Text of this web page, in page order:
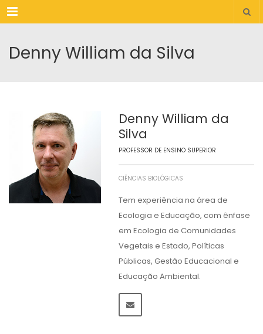
Menu
Denny William da Silva
Denny William da
Silva
PROFESSOR DE ENSINO SUPERIOR
CIÊNCIAS BIOLÓGICAS
Tem experiência na área de
Ecologia e Educação, com ênfase
em Ecologia de Comunidades
Vegetais e Estado, Políticas
Públicas, Gestão Educacional e
Educação Ambiental.